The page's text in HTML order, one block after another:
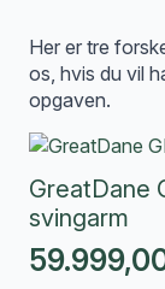
Her er tre
os, hvis du vil
opgaven.
GreatDane
svingarm